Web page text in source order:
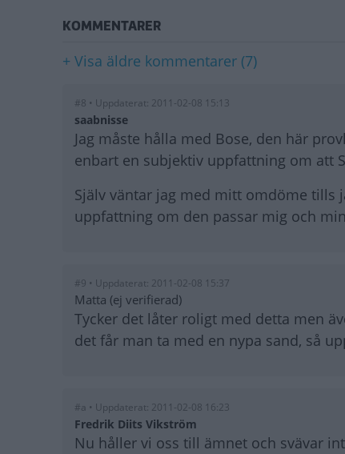
KOMMENTARER
+ Visa äldre kommentarer (7)
#8 • Uppdaterat: 2011-02-08 15:13
saabnisse
Jag måste hålla med Bose, den här
enbart en subjektiv uppfattning om att
Själv väntar jag med mitt omdöme tills
uppfattning om den passar mig och
#9 • Uppdaterat: 2011-02-08 15:37
Matta (ej verifierad)
Tycker det låter roligt med detta men
det får man ta med en nypa sand, så
#a • Uppdaterat: 2011-02-08 16:23
Fredrik Diits Vikström
Nu håller vi oss till ämnet och svävar